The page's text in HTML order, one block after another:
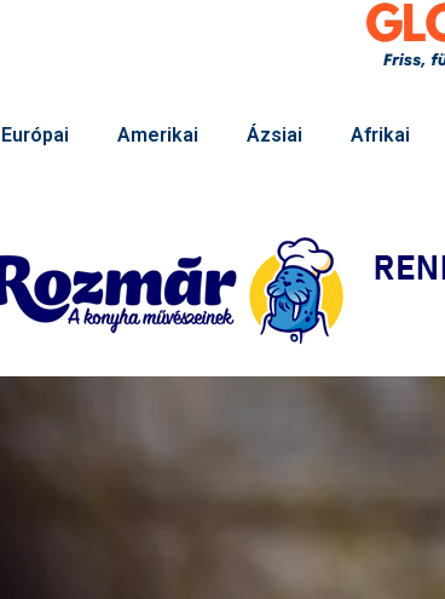
Európai Amerikai Ázsiai Afrikai